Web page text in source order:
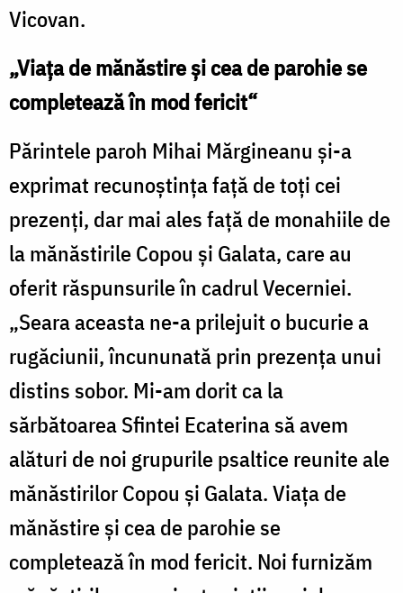
Vicovan.
„Viaţa de mănăstire şi cea de parohie se
completează în mod fericit“
Părintele paroh Mihai Mărgineanu şi-a
exprimat recunoştinţa faţă de toţi cei
prezenţi, dar mai ales faţă de monahiile de
la mănăstirile Copou şi Galata, care au
oferit răspunsurile în cadrul Vecerniei.
„Seara aceasta ne-a prilejuit o bucurie a
rugăciunii, încununată prin prezenţa unui
distins sobor. Mi-am dorit ca la
sărbătoarea Sfintei Ecaterina să avem
alături de noi grupurile psaltice reunite ale
mănăstirilor Copou şi Galata. Viaţa de
mănăstire şi cea de parohie se
completează în mod fericit. Noi furnizăm